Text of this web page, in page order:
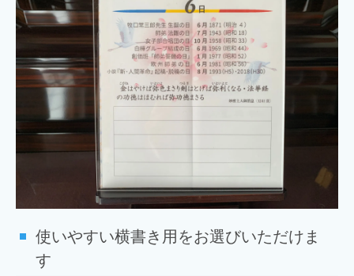
使いやすい横書き用をお選びいただけま
す